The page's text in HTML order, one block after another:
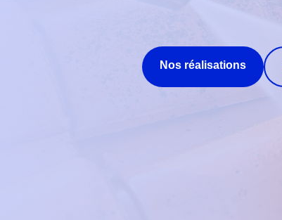
Nos réalisations